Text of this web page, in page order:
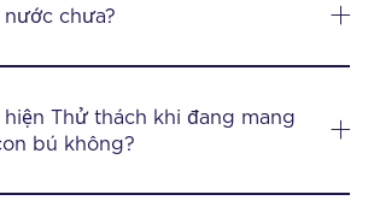
chưa?
Thử thách khi đang mang
bú không?